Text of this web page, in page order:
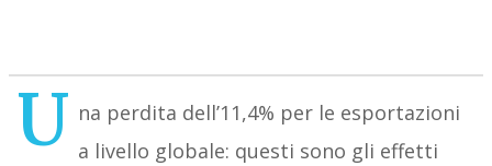
U na perdita dell’11,4% per le esportazioni
a livello globale: questi sono gli effetti